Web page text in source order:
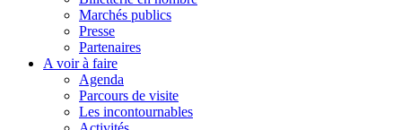
Marchés publics
Presse
Partenaires
A voir à faire
Agenda
Parcours de visite
Les incontournables